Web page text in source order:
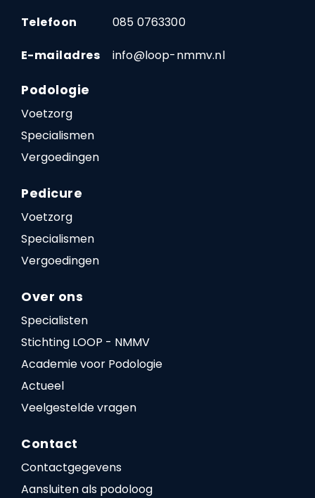
Telefoon
085 0763300
E-mailadres info@loop-nmmv.nl
Podologie
Voetzorg
Specialismen
Vergoedingen
Pedicure
Voetzorg
Specialismen
Vergoedingen
Over ons
Specialisten
Stichting LOOP - NMMV
Academie voor Podologie
Actueel
Veelgestelde vragen
Contact
Contactgegevens
Aansluiten als podoloog